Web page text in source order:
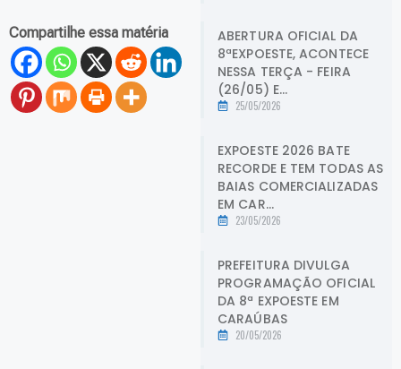
Compartilhe essa matéria
ABERTURA OFICIAL DA
8ªEXPOESTE, ACONTECE
NESSA TERÇA - FEIRA
(26/05) E...
25/05/2026
EXPOESTE 2026 BATE
RECORDE E TEM TODAS AS
BAIAS COMERCIALIZADAS
EM CAR...
23/05/2026
PREFEITURA DIVULGA
PROGRAMAÇÃO OFICIAL
DA 8ª EXPOESTE EM
CARAÚBAS
20/05/2026